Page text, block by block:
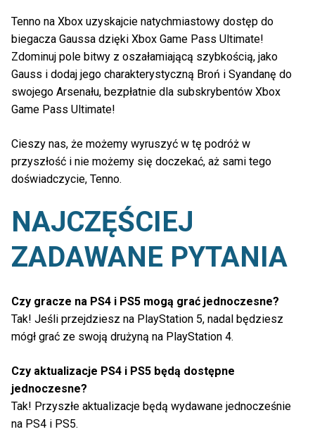
Tenno na Xbox uzyskajcie natychmiastowy dostęp do
biegacza Gaussa dzięki Xbox Game Pass Ultimate!
Zdominuj pole bitwy z oszałamiającą szybkością, jako
Gauss i dodaj jego charakterystyczną Broń i Syandanę do
swojego Arsenału, bezpłatnie dla subskrybentów Xbox
Game Pass Ultimate!
Cieszy nas, że możemy wyruszyć w tę podróż w
przyszłość i nie możemy się doczekać, aż sami tego
doświadczycie, Tenno.
NAJCZĘŚCIEJ
ZADAWANE PYTANIA
Czy gracze na PS4 i PS5 mogą grać jednoczesne?
Tak! Jeśli przejdziesz na PlayStation 5, nadal będziesz
mógł grać ze swoją drużyną na PlayStation 4.
Czy aktualizacje PS4 i PS5 będą dostępne
jednoczesne?
Tak! Przyszłe aktualizacje będą wydawane jednocześnie
na PS4 i PS5.